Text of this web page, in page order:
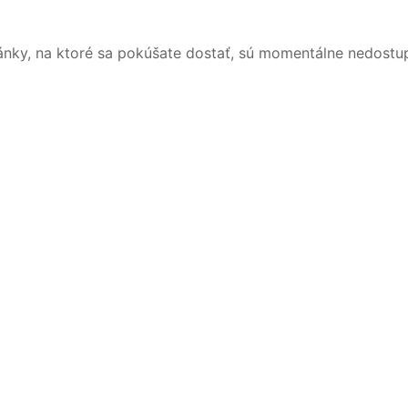
na ktoré sa pokúšate dostať, sú momentálne